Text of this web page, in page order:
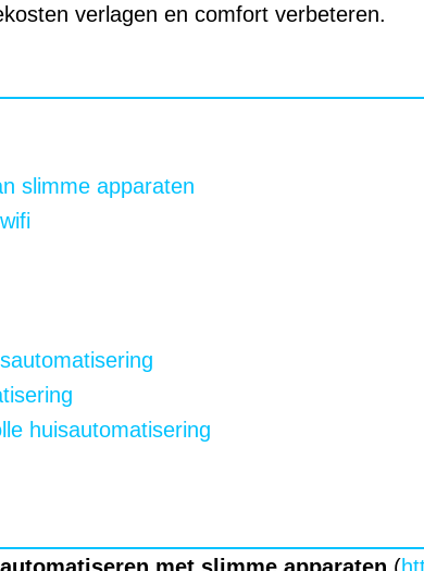
verlagen en comfort verbeteren.
slimme apparaten
huisautomatisering